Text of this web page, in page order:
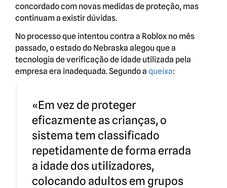
concordado com novas medidas de proteção, mas
continuam a existir dúvidas.
No processo que intentou contra a Roblox no mês
passado, o estado do Nebraska alegou que a
tecnologia de verificação de idade utilizada pela
empresa era inadequada. Segundo a queixa:
«Em vez de proteger
eficazmente as crianças, o
sistema tem classificado
repetidamente de forma errada
a idade dos utilizadores,
colocando adultos em grupos